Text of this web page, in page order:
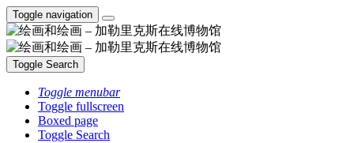
Toggle navigation
Toggle Search
Toggle menubar
Toggle fullscreen
Boxed page
Toggle Search